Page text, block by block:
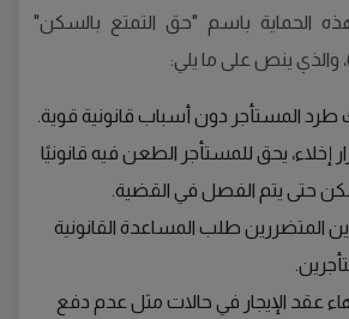
الحماية باسم "حق التمتع بالسكن"
طرد المستأجر دون أسباب قانونية قوية.
إخلاء، يحق للمستأجر الطعن فيه قانونيًا
حتى يتم الفصل في القضية.
المتضررين طلب المساعدة القانونية
عقد الإيجار في حالات مثل عدم دفع